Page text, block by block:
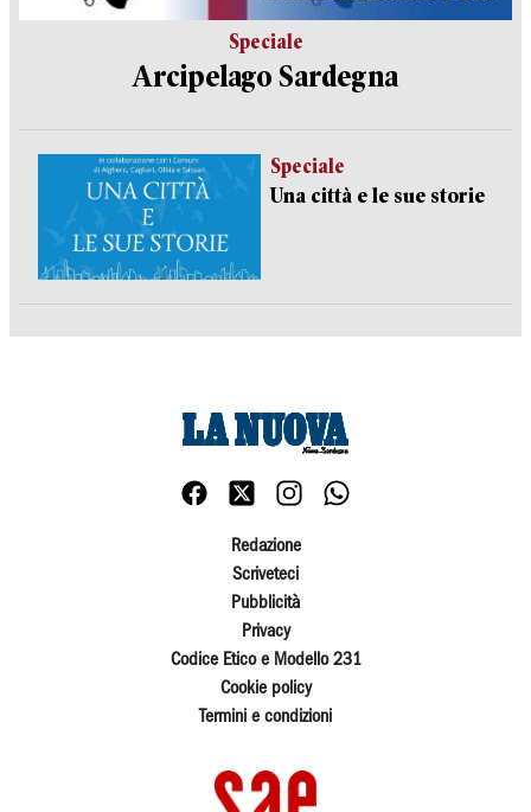
Speciale
Arcipelago Sardegna
Speciale
Una città e le sue storie
Redazione
Scriveteci
Pubblicità
Privacy
Codice Etico e Modello 231
Cookie policy
Termini e condizioni